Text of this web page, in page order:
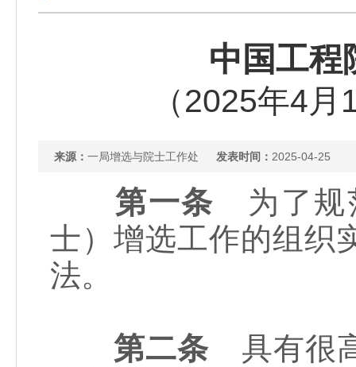
中国工程
（2025年4
来源： 一局增选与院士工作处 发表时间： 2025-04-25
第一条 为了规
士）增选工作的组织
法。
第二条 具有很